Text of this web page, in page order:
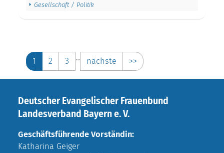
Gesellschaft / Politik
1 2 3 … nächste >>
Deutscher Evangelischer Frauenbund
Landesverband Bayern e. V.
Geschäftsführende Vorständin:
Katharina Geiger